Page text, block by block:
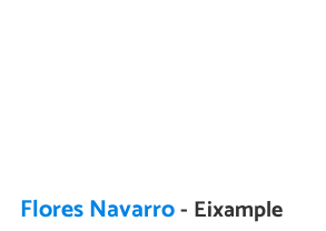
Flores Navarro- Eixample